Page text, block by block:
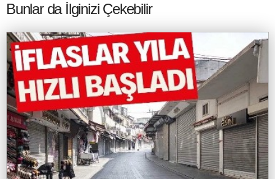
Bunlar da İlginizi Çekebilir